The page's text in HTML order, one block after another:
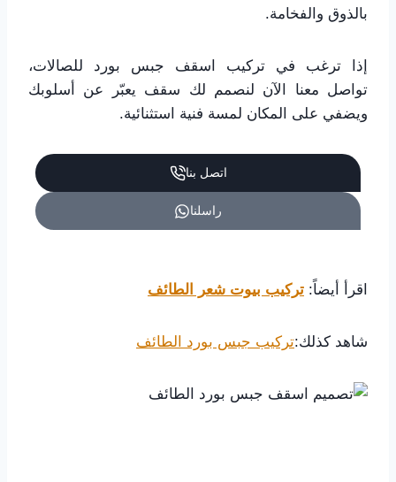
بالذوق والفخامة.
إذا ترغب في تركيب اسقف جبس بورد للصالات،
تواصل معنا الآن لنصمم لك سقف يعبّر عن أسلوبك
ويضفي على المكان لمسة فنية استثنائية.
اتصل بنا
راسلنا
اقرأ أيضاً: تركيب بيوت شعر الطائف
شاهد كذلك:تركيب جبس بورد الطائف